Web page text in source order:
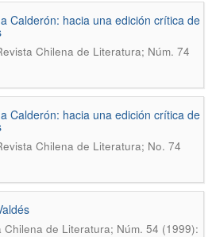
Calderón: hacia una edición crítica de
Chilena de Literatura; Núm. 74
Calderón: hacia una edición crítica de
Chilena de Literatura; No. 74
Chilena de Literatura; Núm. 54 (1999):